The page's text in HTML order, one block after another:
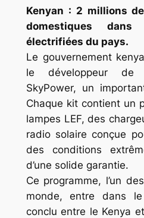
Kenyan : 2 millions
domestiques
électrifiées du pays.
Le gouvernement
le développeur de
SkyPower, un
Chaque kit contient un
lampes LEF, des
radio solaire conçue
des conditions
d’une solide garantie.
Ce programme, l’un
monde, entre dans
conclu entre le Kenya